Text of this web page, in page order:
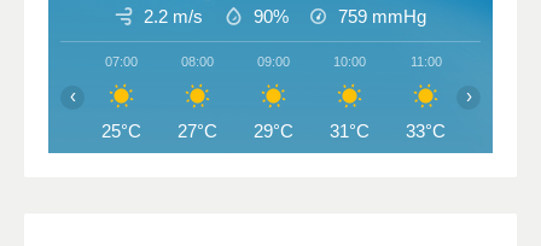
2.2 m/s 90% 759 mmHg
07:00
25°C
08:00
27°C
09:00
29°C
10:00
31°C
11:00
33°C
‹ ›